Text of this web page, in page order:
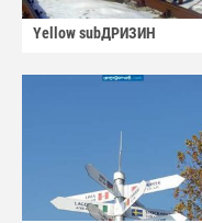
Yellow subДРИЗИН